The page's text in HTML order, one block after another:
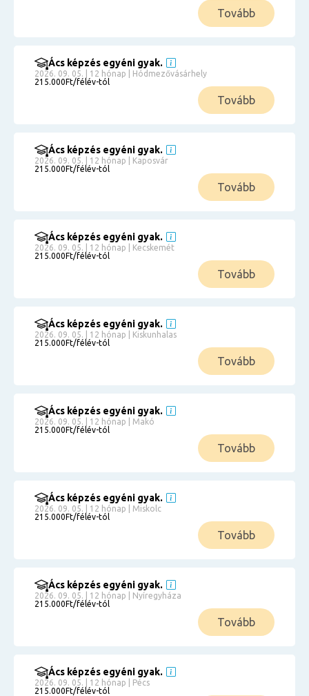
Tovább
Ács képzés egyéni gyak.
2026. 09. 05. | 12 hónap | Hódmezővásárhely
215.000Ft/félév-tól
Tovább
Ács képzés egyéni gyak.
2026. 09. 05. | 12 hónap | Kaposvár
215.000Ft/félév-tól
Tovább
Ács képzés egyéni gyak.
2026. 09. 05. | 12 hónap | Kecskemét
215.000Ft/félév-tól
Tovább
Ács képzés egyéni gyak.
2026. 09. 05. | 12 hónap | Kiskunhalas
215.000Ft/félév-tól
Tovább
Ács képzés egyéni gyak.
2026. 09. 05. | 12 hónap | Makó
215.000Ft/félév-tól
Tovább
Ács képzés egyéni gyak.
2026. 09. 05. | 12 hónap | Miskolc
215.000Ft/félév-tól
Tovább
Ács képzés egyéni gyak.
2026. 09. 05. | 12 hónap | Nyíregyháza
215.000Ft/félév-tól
Tovább
Ács képzés egyéni gyak.
2026. 09. 05. | 12 hónap | Pécs
215.000Ft/félév-tól